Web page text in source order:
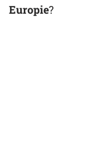
Europie?